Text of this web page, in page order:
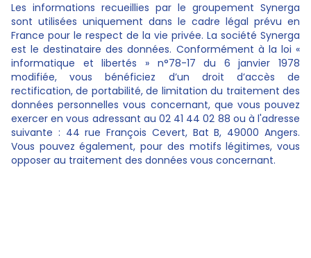
Les informations recueillies par le groupement Synerga
sont utilisées uniquement dans le cadre légal prévu en
France pour le respect de la vie privée. La société Synerga
est le destinataire des données. Conformément à la loi «
informatique et libertés » n°78-17 du 6 janvier 1978
modifiée, vous bénéficiez d’un droit d’accès de
rectification, de portabilité, de limitation du traitement des
données personnelles vous concernant, que vous pouvez
exercer en vous adressant au 02 41 44 02 88 ou à l'adresse
suivante : 44 rue François Cevert, Bat B, 49000 Angers.
Vous pouvez également, pour des motifs légitimes, vous
opposer au traitement des données vous concernant.